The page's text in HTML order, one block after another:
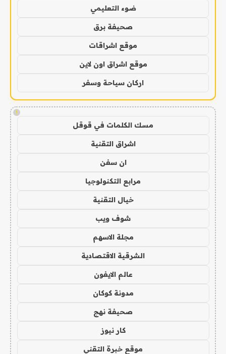
ضوء التعليمي
صحيفة برق
موقع اشراقات
موقع اشراق اون لاين
اركان سياحة وسفر
!
مسك الكلمات في قوقل
اشراق التقنية
ان سفن
مرابع التكنولوجيا
خيال التقنية
شوف ويب
مجلة الاسهم
الشرقية الاقتصادية
عالم الايفون
مدونة كوكان
صحيفة نهج
كار نيوز
موقع خبرة التقني